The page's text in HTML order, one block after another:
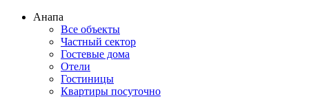
Анапа
Все объекты
Частный сектор
Гостевые дома
Отели
Гостиницы
Квартиры посуточно